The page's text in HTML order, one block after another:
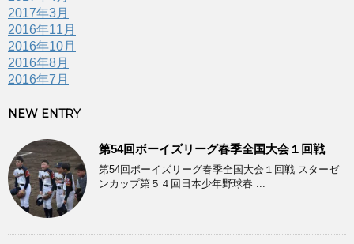
2017年3月
2016年11月
2016年10月
2016年8月
2016年7月
NEW ENTRY
第54回ボーイズリーグ春季全国大会１回戦
第54回ボーイズリーグ春季全国大会１回戦 スターゼ
ンカップ第５４回日本少年野球春 ...